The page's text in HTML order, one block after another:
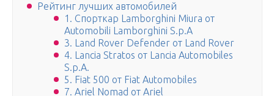
Рейтинг лучших автомобилей
1. Спорткар Lamborghini Miura от
Automobili Lamborghini S.p.A
3. Land Rover Defender от Land Rover
4. Lancia Stratos от Lancia Automobiles
S.p.A.
5. Fiat 500 от Fiat Automobiles
7. Ariel Nomad от Ariel